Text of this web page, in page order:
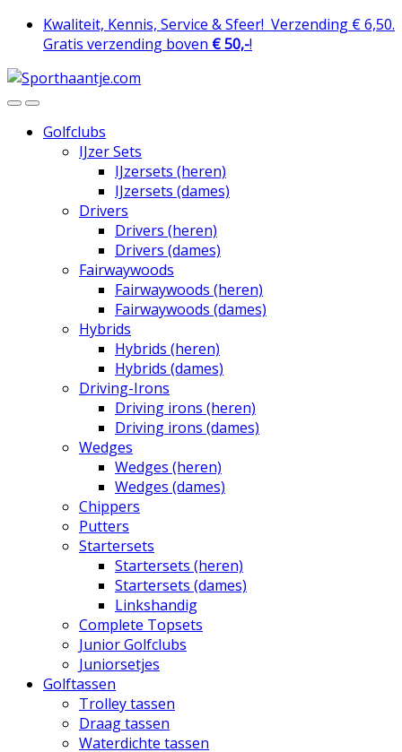
Skip
Skip Kwaliteit, Kennis, Service & Sfeer! Verzending € 6,50.
Gratis verzending boven € 50,-!
Golfclubs
IJzer Sets
IJzersets (heren)
IJzersets (dames)
Drivers
Drivers (heren)
Drivers (dames)
Fairwaywoods
Fairwaywoods (heren)
Fairwaywoods (dames)
Hybrids
Hybrids (heren)
Hybrids (dames)
Driving-Irons
Driving irons (heren)
Driving irons (dames)
Wedges
Wedges (heren)
Wedges (dames)
Chippers
Putters
Startersets
Startersets (heren)
Startersets (dames)
Linkshandig
Complete Topsets
Junior Golfclubs
Juniorsetjes
Golftassen
Trolley tassen
Draag tassen
Waterdichte tassen